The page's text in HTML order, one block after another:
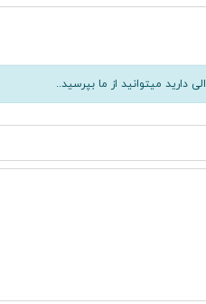
میتوانید از ما بپرسید..